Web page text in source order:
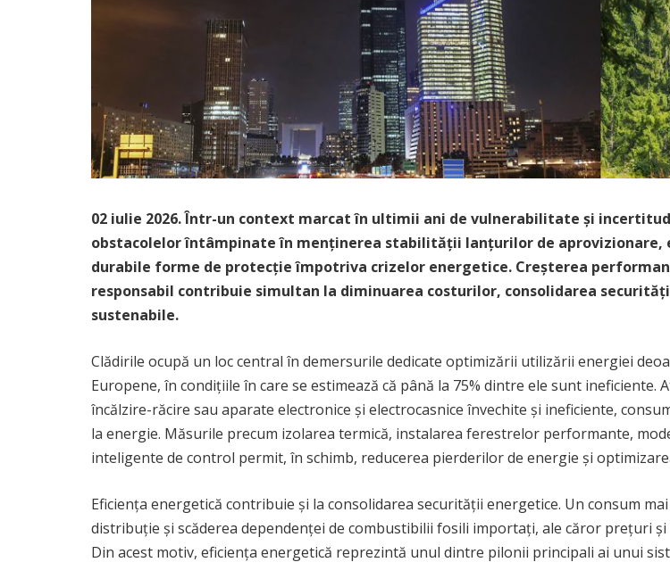
02 iulie 2026. Într-un context marcat în ultimii ani de vulnerabilitate și
obstacolelor întâmpinate în menținerea stabilității lanțurilor de aprovizionare,
durabile forme de protecție împotriva crizelor energetice. Creșterea
responsabil contribuie simultan la diminuarea costurilor, consolidarea
sustenabile.
Clădirile ocupă un loc central în demersurile dedicate optimizării utilizării energiei
Europene, în condițiile în care se estimează că până la 75% dintre ele sunt ineficiente.
încălzire-răcire sau aparate electronice și electrocasnice învechite și ineficiente,
la energie. Măsurile precum izolarea termică, instalarea ferestrelor performante,
inteligente de control permit, în schimb, reducerea pierderilor de energie și
Eficiența energetică contribuie și la consolidarea securității energetice. Un consum
distribuție și scăderea dependenței de combustibilii fosili importați, ale căror prețuri
Din acest motiv, eficiența energetică reprezintă unul dintre pilonii principali ai unui